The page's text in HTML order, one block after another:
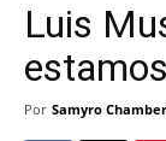
Luis
Por Samyro